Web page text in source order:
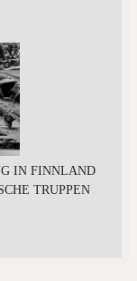
IN FINNLAND
TRUPPEN